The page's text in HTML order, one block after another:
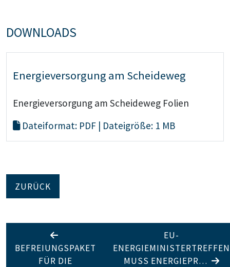
DOWNLOADS
Energieversorgung am Scheideweg
Energieversorgung am Scheideweg Folien
Dateiformat: PDF | Dateigröße: 1 MB
ZURÜCK
BEFREIUNGSPAKET
FÜR DIE
EU-
ENERGIEMINISTERTREFFEN
MUSS ENERGIEPR…